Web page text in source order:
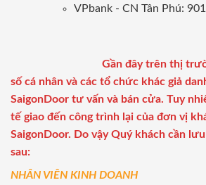
VPbank - CN Tân Phú:
Gần đây trên thị
số cá nhân và các tổ chức khác giả
SaigonDoor tư vấn và bán cửa. Tuy
tế giao đến công trình lại của đơn vị
SaigonDoor. Do vậy Quý khách cần
sau:
NHÂN VIÊN KINH DOANH